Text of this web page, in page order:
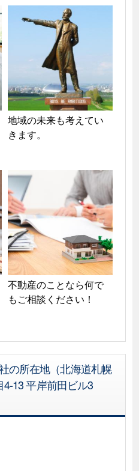
地域の未来も考えてい
きます。
不動産のことなら何で
もご相談ください！
の所在地（北海道札幌
13 平岸前田ビル3